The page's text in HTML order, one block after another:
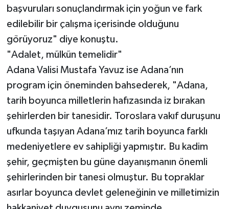
başvuruları sonuçlandırmak için yoğun ve fark
edilebilir bir çalışma içerisinde olduğunu
görüyoruz" diye konuştu.
"Adalet, mülkün temelidir"
Adana Valisi Mustafa Yavuz ise Adana’nın
program için öneminden bahsederek, "Adana,
tarih boyunca milletlerin hafızasında iz bırakan
şehirlerden bir tanesidir. Toroslara vakıf duruşunu
ufkunda taşıyan Adana’mız tarih boyunca farklı
medeniyetlere ev sahipliği yapmıştır. Bu kadim
şehir, geçmişten bu güne dayanışmanın önemli
şehirlerinden bir tanesi olmuştur. Bu topraklar
asırlar boyunca devlet geleneğinin ve milletimizin